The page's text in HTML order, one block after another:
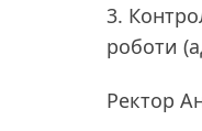
3.
роботи
Ректор